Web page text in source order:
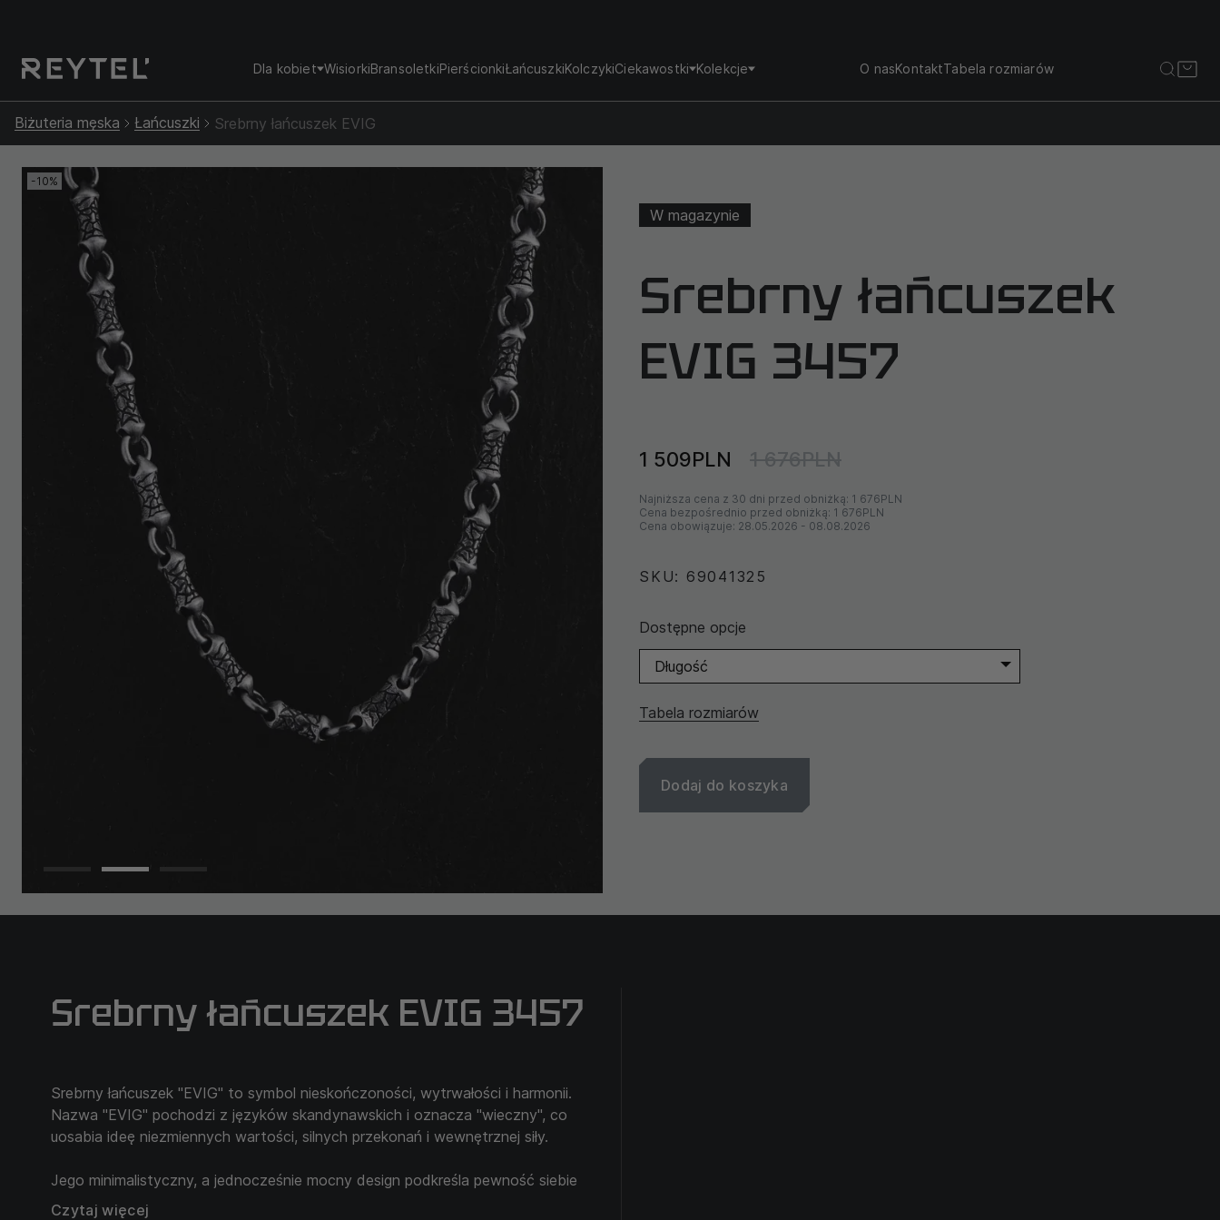
Dla kobiet WisiorkiBransoletkiPierścionkiŁańcuszkiKolczykiCiekawostki Kolekcje O nasKontaktTabela rozmiarów
Biżuteria męska Łańcuszki Srebrny łańcuszek EVIG
-10%
W magazynie
Srebrny łańcuszek
EVIG 3457
1 509PLN 1 676PLN
Najniższa cena z 30 dni przed obniżką: 1 676PLN
Cena bezpośrednio przed obniżką: 1 676PLN
Cena obowiązuje: 28.05.2026 - 08.08.2026
SKU: 69041325
Dostępne opcje
Długość
Tabela rozmiarów
Dodaj do koszyka
Srebrny łańcuszek EVIG 3457
Srebrny łańcuszek "EVIG" to symbol nieskończoności, wytrwałości i harmonii.
Nazwa "EVIG" pochodzi z języków skandynawskich i oznacza "wieczny", co
uosabia ideę niezmiennych wartości, silnych przekonań i wewnętrznej siły.
Jego minimalistyczny, a jednocześnie mocny design podkreśla pewność siebie
właściciela i sprawia, że jest to uniwersalny dodatek, który doskonale
Czytaj więcej